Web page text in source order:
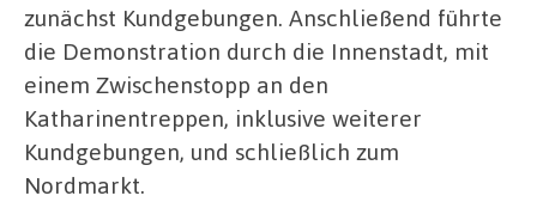
zunächst Kundgebungen. Anschließend führte
die Demonstration durch die Innenstadt, mit
einem Zwischenstopp an den
Katharinentreppen, inklusive weiterer
Kundgebungen, und schließlich zum
Nordmarkt.